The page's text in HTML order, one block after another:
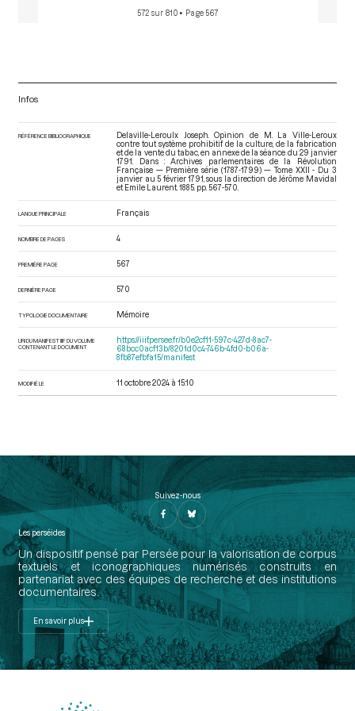
572 sur 810 • Page 567
Infos
RÉFÉRENCE BIBLIOGRAPHIQUE
Delaville-Leroulx Joseph. Opinion de M. La Ville-Leroux
contre tout système prohibitif de la culture, de la fabrication
et de la vente du tabac, en annexe de la séance du 29 janvier
1791. Dans : Archives parlementaires de la Révolution
Française — Première série (1787-1799) — Tome XXII - Du 3
janvier au 5 février 1791 , sous la direction de Jérôme Mavidal
et Emile Laurent. 1885. pp. 567-570.
LANGUE PRINCIPALE Français
NOMBRE DE PAGES 4
PREMIÈRE PAGE 567
DERNIÈRE PAGE 570
TYPOLOGIE DOCUMENTAIRE Mémoire
URI DU MANIFEST IIIF DU VOLUME
CONTENANT LE DOCUMENT
https://iiif.persee.fr/b0e2cf11-597c-427d-8ac7-
68bcc0acf13b/8201d0c4-746b-4fd0-b06a-
8fb87efbfa15/manifest
MODIFIÉ LE 11 octobre 2024 à 15:10
Suivez-nous
Les perséides
Un dispositif pensé par Persée pour la valorisation de corpus
textuels et iconographiques numérisés construits en
partenariat avec des équipes de recherche et des institutions
documentaires.
En savoir plus